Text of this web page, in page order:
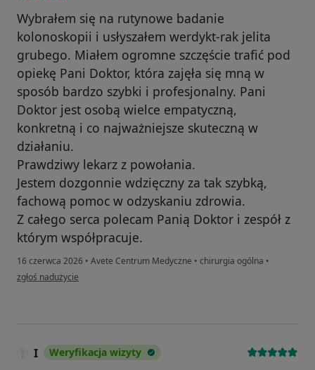
Wybrałem się na rutynowe badanie
kolonoskopii i usłyszałem werdykt-rak jelita
grubego. Miałem ogromne szczęście trafić pod
opiekę Pani Doktor, która zajęła się mną w
sposób bardzo szybki i profesjonalny. Pani
Doktor jest osobą wielce empatyczną,
konkretną i co najważniejsze skuteczną w
działaniu.
Prawdziwy lekarz z powołania.
Jestem dozgonnie wdzięczny za tak szybką,
fachową pomoc w odzyskaniu zdrowia.
Z całego serca polecam Panią Doktor i zespół z
którym współpracuje.
16 czerwca 2026 • Avete Centrum Medyczne • chirurgia ogólna •
w opinii użytkownika Tomasz S.
zgłoś nadużycie
I Weryfikacja wizyty